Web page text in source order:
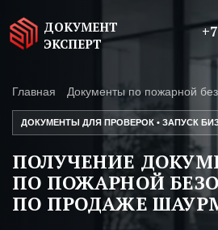
ДОКУМЕНТ
ЭКСПЕРТ
Главная Документы по пожарной
ДОКУМЕНТЫ ДЛЯ ПРОВЕРОК • ЗАПУСК
ПОЛУЧЕНИЕ
ПО ПОЖАРНОЙ
ПО ПРОДАЖЕ